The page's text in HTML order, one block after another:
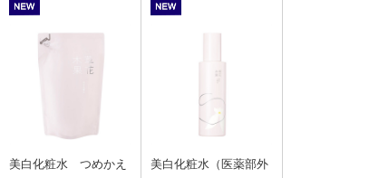
美白化粧水 つめかえ
美白化粧水（医薬部外